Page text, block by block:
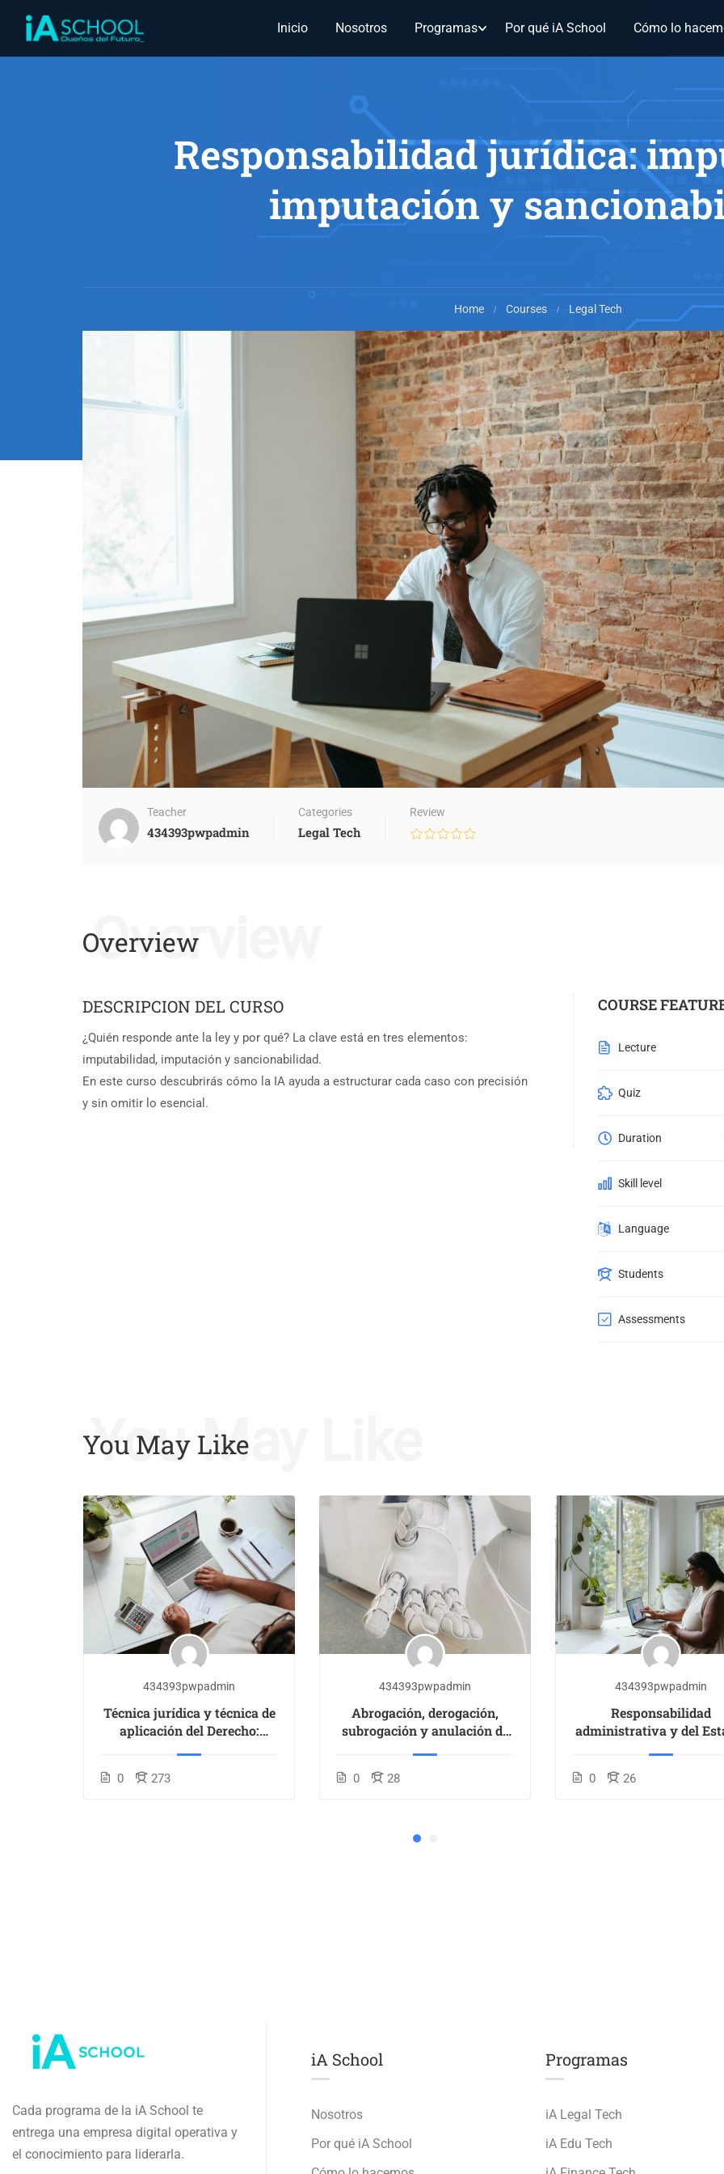
Inicio Nosotros Programas Por qué iA School Cómo lo
Responsabilidad jurídica:
imputación y
Home Courses Legal Tech
Teacher
434393pwpadmin
Categories
Legal Tech
Review
Overview
Overview
DESCRIPCION DEL CURSO
¿Quién responde ante la ley y por qué? La clave está en tres elementos:
imputabilidad, imputación y sancionabilidad.
En este curso descubrirás cómo la IA ayuda a estructurar cada caso con precisión
y sin omitir lo esencial.
COURSE
Lecture
Quiz
Duration
Skill level
Language
Students
Assessments
You May Like
You May Like
434393pwpadmin
Técnica jurídica y técnica de
aplicación del Derecho:
0 273
434393pwpadmin
Abrogación, derogación,
subrogación y anulación de
0 28
434393pwpadmin
Responsabilidad
administrativa y del
0 26
Cada programa de la iA School te
entrega una empresa digital operativa y
el conocimiento para liderarla.
iA School
Nosotros
Por qué iA School
Programas
iA Legal Tech
iA Edu Tech